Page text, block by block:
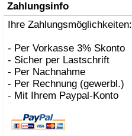
Zahlungsinfo
Ihre Zahlungsmöglichkeiten:
- Per Vorkasse 3% Skonto
- Sicher per Lastschrift
- Per Nachnahme
- Per Rechnung (gewerbl.)
- Mit Ihrem Paypal-Konto